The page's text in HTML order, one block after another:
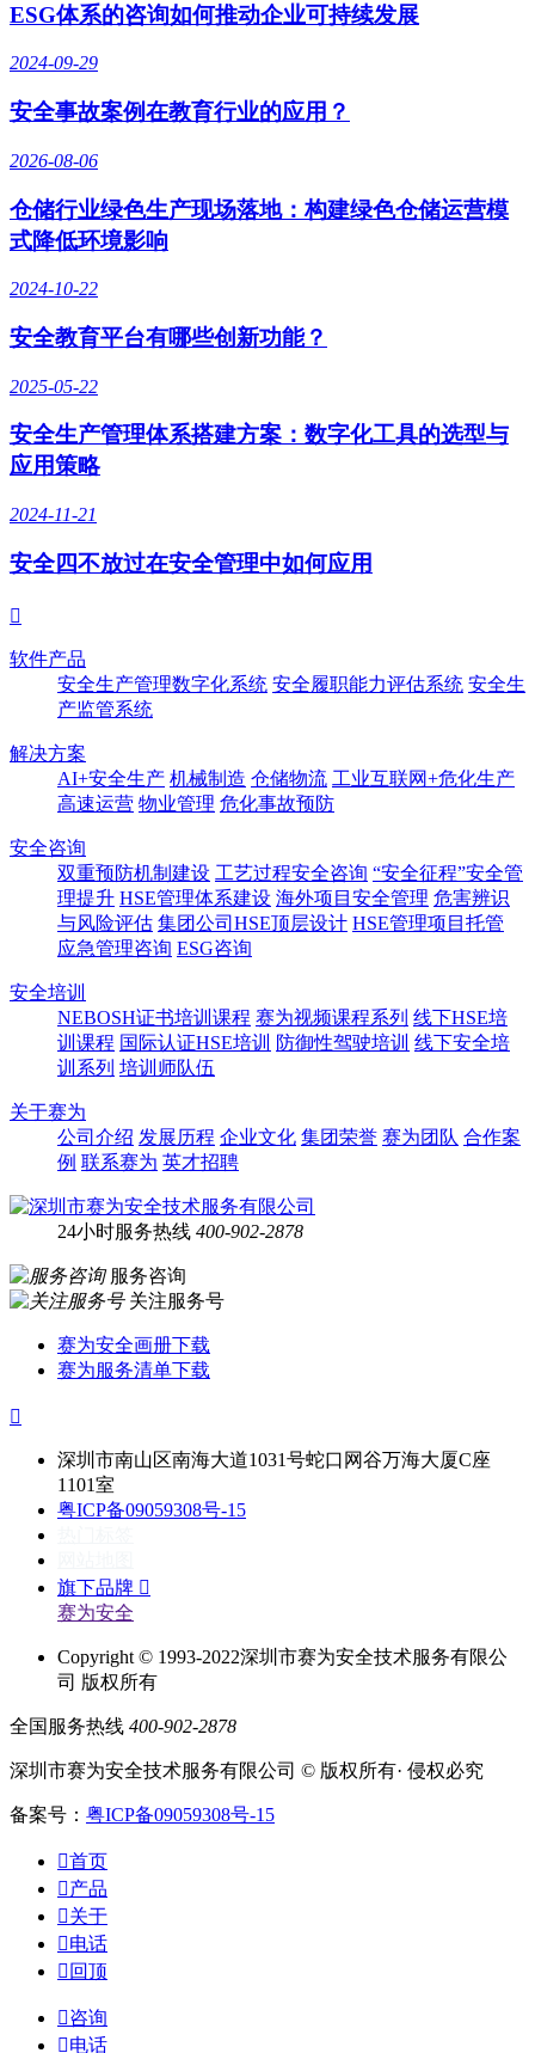
ESG体系的咨询如何推动企业可持续发展
2024-09-29
安全事故案例在教育行业的应用？
2026-08-06
仓储行业绿色生产现场落地：构建绿色仓储运营模
式降低环境影响
2024-10-22
安全教育平台有哪些创新功能？
2025-05-22
安全生产管理体系搭建方案：数字化工具的选型与
应用策略
2024-11-21
安全四不放过在安全管理中如何应用

软件产品
安全生产管理数字化系统 安全履职能力评估系统 安全生
产监管系统
解决方案
AI+安全生产 机械制造 仓储物流 工业互联网+危化生产
高速运营 物业管理 危化事故预防
安全咨询
双重预防机制建设 工艺过程安全咨询 “安全征程”安全管
理提升 HSE管理体系建设 海外项目安全管理 危害辨识
与风险评估 集团公司HSE顶层设计 HSE管理项目托管
应急管理咨询 ESG咨询
安全培训
NEBOSH证书培训课程 赛为视频课程系列 线下HSE培
训课程 国际认证HSE培训 防御性驾驶培训 线下安全培
训系列 培训师队伍
关于赛为
公司介绍 发展历程 企业文化 集团荣誉 赛为团队 合作案
例 联系赛为 英才招聘
24小时服务热线 400-902-2878
服务咨询
关注服务号
赛为安全画册下载
赛为服务清单下载

深圳市南山区南海大道1031号蛇口网谷万海大厦C座
1101室
粤ICP备09059308号-15
旗下品牌 
赛为安全
Copyright © 1993-2022深圳市赛为安全技术服务有限公
司 版权所有
全国服务热线 400-902-2878
深圳市赛为安全技术服务有限公司 © 版权所有· 侵权必究
备案号： 粤ICP备09059308号-15
首页
产品
关于
电话
 回顶
咨询
电话